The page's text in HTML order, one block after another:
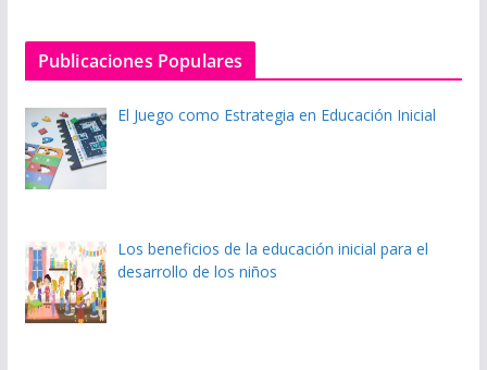
Publicaciones Populares
El Juego como Estrategia en Educación Inicial
Los beneficios de la educación inicial para el
desarrollo de los niños